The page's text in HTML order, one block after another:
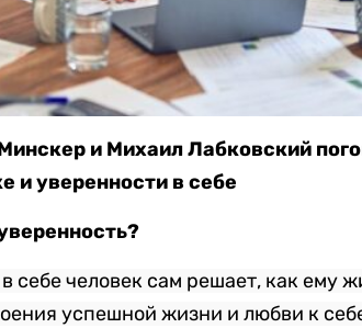
и Михаил Лабковский
и уверенности в себе
себе человек сам решает, как ему
успешной жизни и любви к